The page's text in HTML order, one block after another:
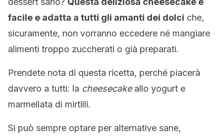
facile e adatta a tutti gli amanti dei dolci che,
sicuramente, non vorranno eccedere né mangiare
alimenti troppo zuccherati o già preparati.
Prendete nota di questa ricetta, perché piacerà
davvero a tutti: la cheesecakeallo yogurt e
marmellata di mirtilli.
Si può sempre optare per alternative sane,